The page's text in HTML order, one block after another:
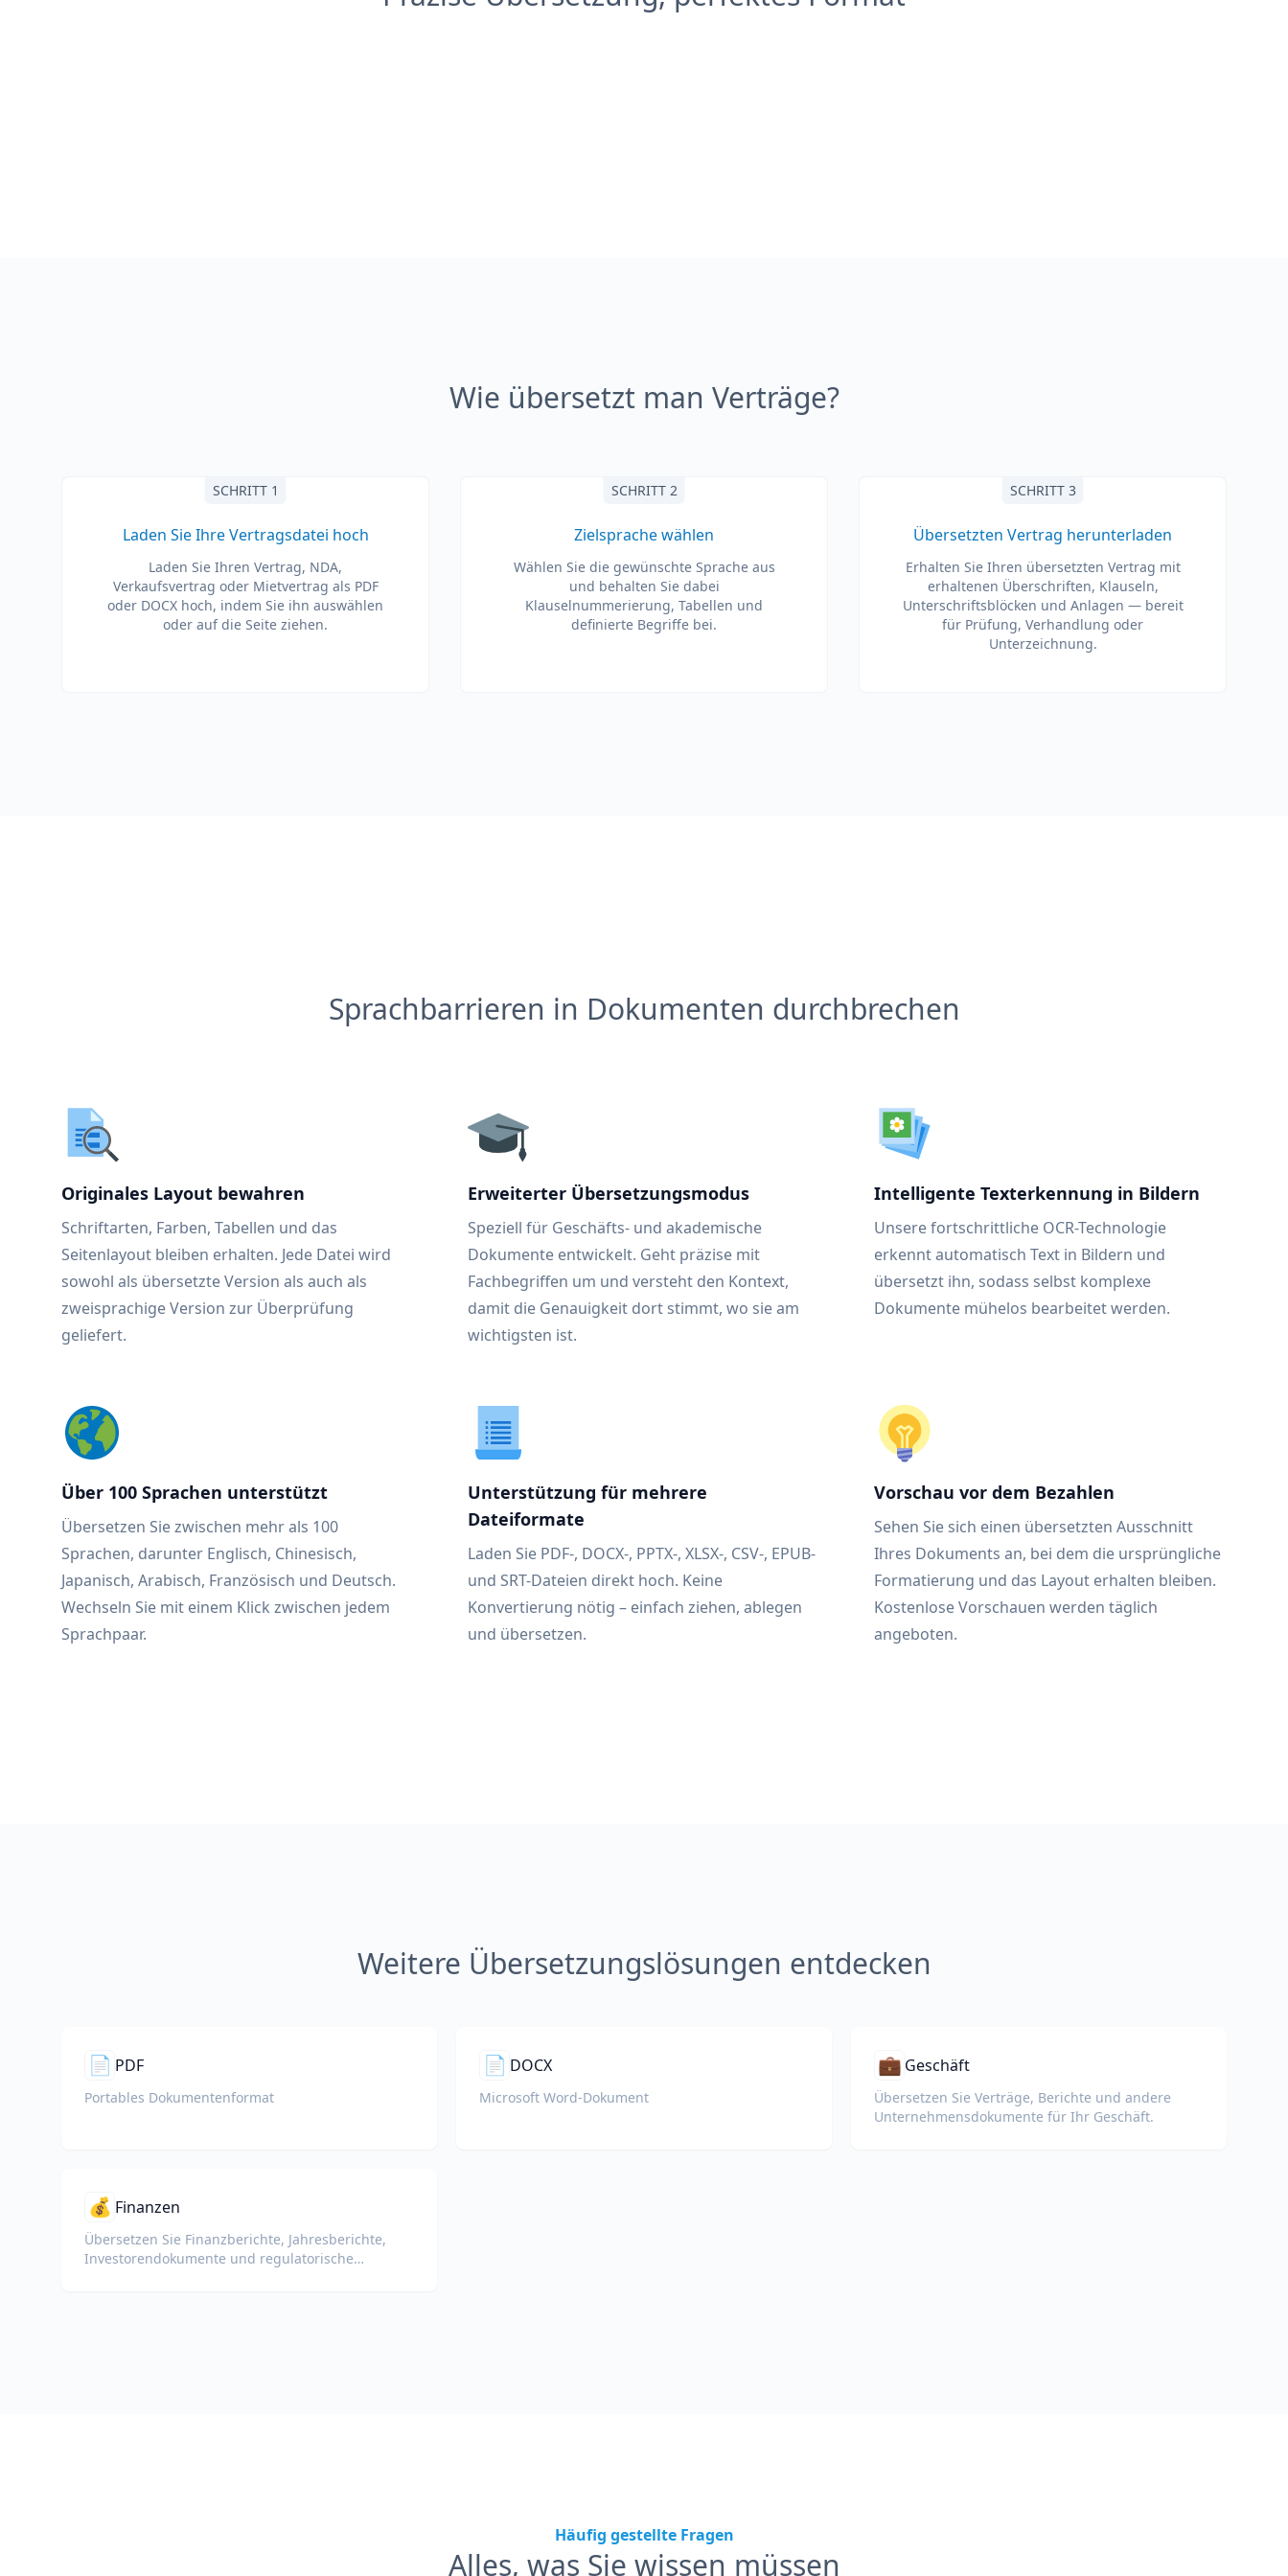
Wie übersetzt man Verträge?
SCHRITT 1
Laden Sie Ihre Vertragsdatei hoch
Laden Sie Ihren Vertrag, NDA,
Verkaufsvertrag oder Mietvertrag als PDF
oder DOCX hoch, indem Sie ihn auswählen
oder auf die Seite ziehen.
SCHRITT 2
Zielsprache wählen
Wählen Sie die gewünschte Sprache aus
und behalten Sie dabei
Klauselnummerierung, Tabellen und
definierte Begriffe bei.
SCHRITT 3
Übersetzten Vertrag herunterladen
Erhalten Sie Ihren übersetzten Vertrag mit
erhaltenen Überschriften, Klauseln,
Unterschriftsblöcken und Anlagen — bereit
für Prüfung, Verhandlung oder
Unterzeichnung.
Sprachbarrieren in Dokumenten durchbrechen
Originales Layout bewahren
Schriftarten, Farben, Tabellen und das
Seitenlayout bleiben erhalten. Jede Datei wird
sowohl als übersetzte Version als auch als
zweisprachige Version zur Überprüfung
geliefert.
Erweiterter Übersetzungsmodus
Speziell für Geschäfts- und akademische
Dokumente entwickelt. Geht präzise mit
Fachbegriffen um und versteht den Kontext,
damit die Genauigkeit dort stimmt, wo sie am
wichtigsten ist.
Intelligente Texterkennung in Bildern
Unsere fortschrittliche OCR-Technologie
erkennt automatisch Text in Bildern und
übersetzt ihn, sodass selbst komplexe
Dokumente mühelos bearbeitet werden.
Über 100 Sprachen unterstützt
Übersetzen Sie zwischen mehr als 100
Sprachen, darunter Englisch, Chinesisch,
Japanisch, Arabisch, Französisch und Deutsch.
Wechseln Sie mit einem Klick zwischen jedem
Sprachpaar.
Unterstützung für mehrere
Dateiformate
Laden Sie PDF-, DOCX-, PPTX-, XLSX-, CSV-, EPUB-
und SRT-Dateien direkt hoch. Keine
Konvertierung nötig – einfach ziehen, ablegen
und übersetzen.
Vorschau vor dem Bezahlen
Sehen Sie sich einen übersetzten Ausschnitt
Ihres Dokuments an, bei dem die ursprüngliche
Formatierung und das Layout erhalten bleiben.
Kostenlose Vorschauen werden täglich
angeboten.
Weitere Übersetzungslösungen entdecken
📄 PDF
Portables Dokumentenformat
📄 DOCX
Microsoft Word-Dokument
💼 Geschäft
Übersetzen Sie Verträge, Berichte und andere
Unternehmensdokumente für Ihr Geschäft.
💰 Finanzen
Übersetzen Sie Finanzberichte, Jahresberichte,
Investorendokumente und regulatorische
Häufig gestellte Fragen
Alles, was Sie wissen müssen